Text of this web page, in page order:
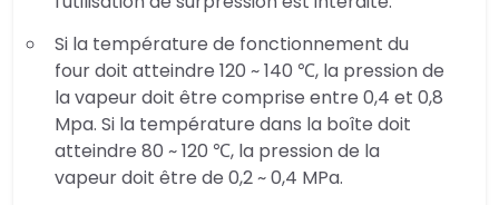
Si la température de fonctionnement du
four doit atteindre 120 ~ 140 ℃, la pression de
la vapeur doit être comprise entre 0,4 et 0,8
Mpa. Si la température dans la boîte doit
atteindre 80 ~ 120 ℃, la pression de la
vapeur doit être de 0,2 ~ 0,4 MPa.